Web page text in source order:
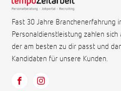
Fast 30 Jahre Branchenerfahrung
Personaldienstleistung zahlen sich
der am besten zu dir passt und
Kandidaten für unsere Kunden.